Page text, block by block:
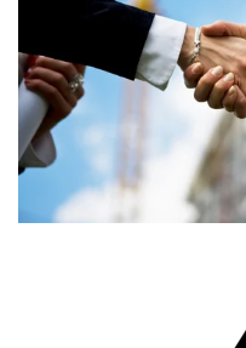
Denna
cookies
Vi använder
annonser och för
delar också
annan information
dem eller som de